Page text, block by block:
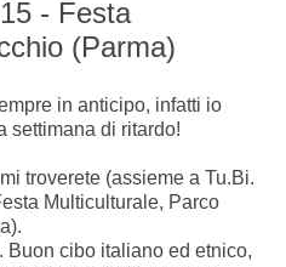
- Festa
(Parma)
in anticipo, infatti io
settimana di ritardo!
troverete (assieme a Tu.Bi.
Multiculturale, Parco
Buon cibo italiano ed etnico,